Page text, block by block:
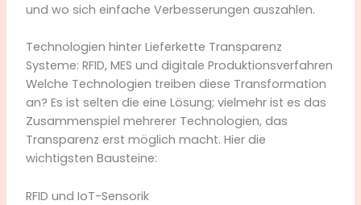
und wo sich einfache Verbesserungen auszahlen.
Technologien hinter Lieferkette Transparenz
Systeme: RFID, MES und digitale Produktionsverfahren
Welche Technologien treiben diese Transformation
an? Es ist selten die eine Lösung; vielmehr ist es das
Zusammenspiel mehrerer Technologien, das
Transparenz erst möglich macht. Hier die
wichtigsten Bausteine:
RFID und IoT-Sensorik